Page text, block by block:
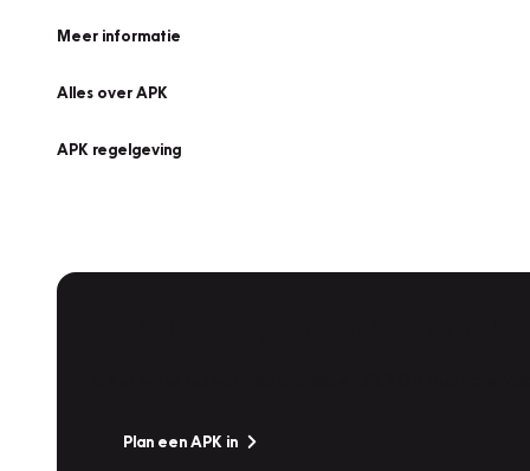
Meer informatie
Alles over APK
APK regelgeving
Plan een APK in